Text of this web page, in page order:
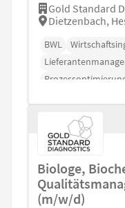
Gold Standard
Dietzenbach,
BWL
Biologe,
(m/w/d)